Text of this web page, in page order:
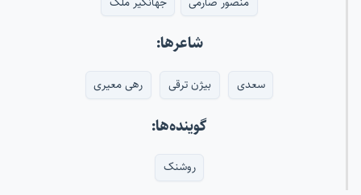
شاعرها:
سعدی بیژن ترقی رهی معیری
گوینده‌ها:
روشنک